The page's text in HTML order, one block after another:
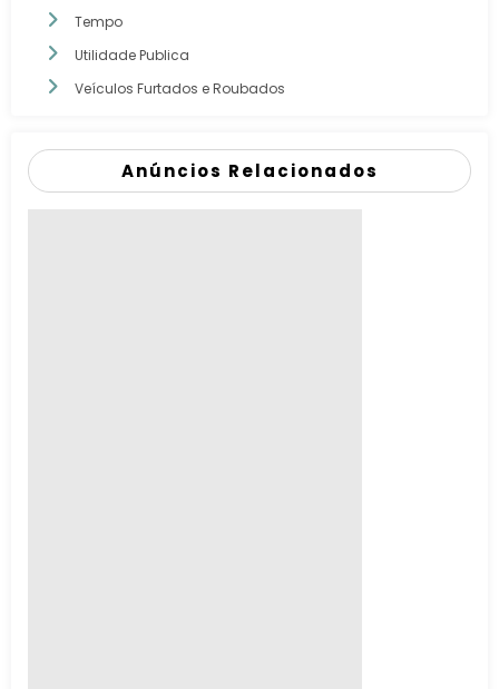
Tempo
Utilidade Publica
Veículos Furtados e Roubados
Anúncios Relacionados